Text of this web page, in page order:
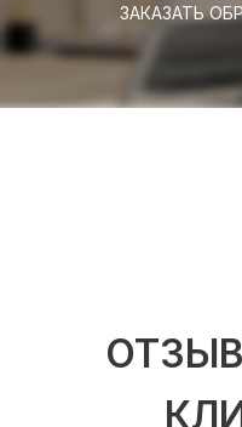
ЗАКАЗАТЬ